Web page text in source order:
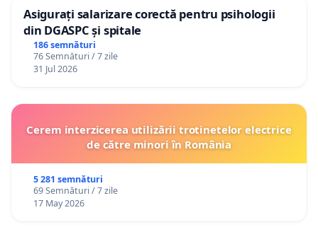
Asigurați salarizare corectă pentru psihologii
din DGASPC și spitale
186 semnături
76 Semnături / 7 zile
31 Jul 2026
Cerem interzicerea utilizării trotinetelor electrice
de către minori în România
5 281 semnături
69 Semnături / 7 zile
17 May 2026